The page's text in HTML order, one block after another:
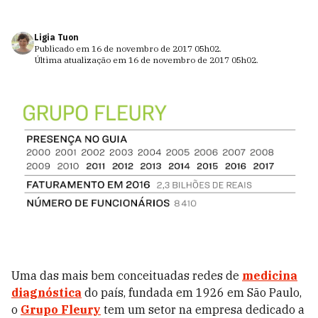
Ligia Tuon
Publicado em 16 de novembro de 2017 05h02.
Última atualização em 16 de novembro de 2017 05h02.
Uma das mais bem conceituadas redes de medicina
diagnóstica do país, fundada em 1926 em São Paulo,
o Grupo Fleury tem um setor na empresa dedicado a